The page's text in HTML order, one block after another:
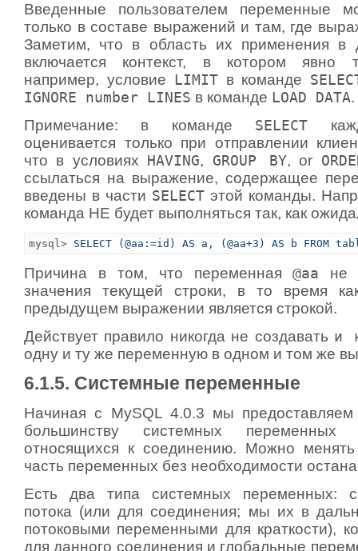
Введенные пользователем переменные
только в составе выражений и там, где
Заметим, что в область их применения в
включается контекст, в котором явно
например, условие
LIMITв команде
IGNORE number LINES в команде LOAD DATA.
Примечание: в команде SELECT
оценивается только при отправлении
что в условиях HAVING, GROUP BY, or
ссылаться на выражение, содержащее
введены в части SELECT этой команды.
команда НЕ будет выполняться так, как
mysql> SELECT (@aa:=id) AS a, (@aa+3) AS b FROM
Причина в том, что переменная@aa не
значения текущей строки, в то время
предыдущем выражении является строкой.
Действует правило никогда не создавать и
одну и ту же переменную в одном и том же
6.1.5. Системные переменные
Начиная с MySQL 4.0.3 мы
большинству системных
относящихся к соединению. Можно
часть переменных без необходимости
Есть два типа системных переменных:
потока (или для соединения; мы их в
потоковыми переменными для краткости),
для данного соединения и глобальные